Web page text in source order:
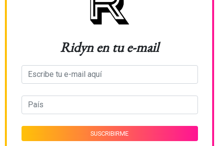
Ridyn en tu e-mail